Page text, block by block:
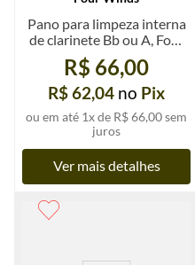
Pano para limpeza interna
de clarinete Bb ou A, Four
R$ 66,00
R$ 62,04 no Pix
ou em até 1x de R$ 66,00sem
juros
Ver mais detalhes